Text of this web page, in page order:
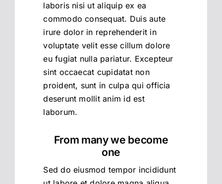
laboris nisi ut aliquip ex ea
commodo consequat. Duis aute
irure dolor in reprehenderit in
voluptate velit esse cillum dolore
eu fugiat nulla pariatur. Excepteur
sint occaecat cupidatat non
proident, sunt in culpa qui officia
deserunt mollit anim id est
laborum.
From many we become
one
Sed do eiusmod tempor incididunt